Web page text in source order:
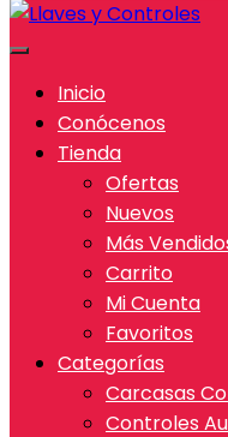
Inicio
Conócenos
Tienda
Ofertas
Nuevos
Más
Carrito
Mi Cuenta
Favoritos
Categorías
Carcasas
Controles